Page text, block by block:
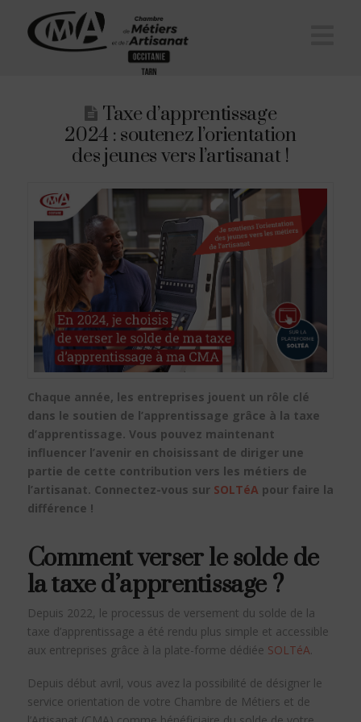
Taxe d’apprentissage
2024 : soutenez l’orientation
des jeunes vers l’artisanat !
Chaque année, les entreprises jouent un rôle clé
dans le soutien de l’apprentissage grâce à la taxe
d’apprentissage. Vous pouvez maintenant
influencer l’avenir en choisissant de diriger une
partie de cette contribution vers les métiers de
l’artisanat. Connectez-vous sur SOLTéA pour faire la
différence !
Comment verser le solde de
la taxe d’apprentissage ?
Depuis 2022, le processus de versement du solde de la
taxe d’apprentissage a été rendu plus simple et accessible
aux entreprises grâce à la plate-forme dédiée SOLTéA.
Depuis début avril, vous avez la possibilité de désigner le
service orientation de votre Chambre de Métiers et de